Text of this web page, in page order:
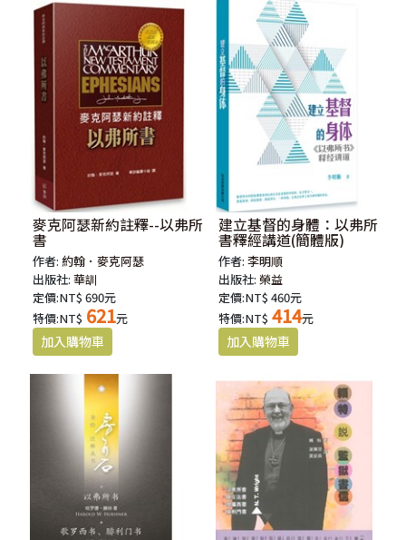
麥克阿瑟新約註釋--以弗所
書
作者:約翰．麥克阿瑟
出版社:華訓
定價:NT$ 690元
特價:NT$ 621元
建立基督的身體：以弗所
書釋經講道(簡體版)
作者:李明順
出版社:榮益
定價:NT$ 460元
特價:NT$ 414元